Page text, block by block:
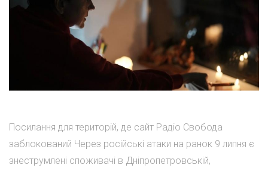
Посилання для територій, де сайт Радіо Свобода
заблокований Через російські атаки на ранок 9 липня є
знеструмлені споживачі в Дніпропетровській,